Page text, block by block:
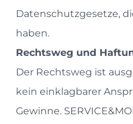
Datenschutzgesetze,
haben.
Rechtsweg und
Der Rechtsweg ist
kein einklagbarer
Gewinne.